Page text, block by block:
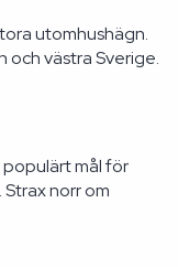
utomhushägn.
västra Sverige.
mål för
norr om